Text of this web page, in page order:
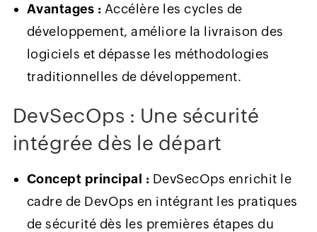
Avantages : Accélère les cycles de
développement, améliore la livraison des
logiciels et dépasse les méthodologies
traditionnelles de développement.
DevSecOps : Une sécurité
intégrée dès le départ
Concept principal : DevSecOps enrichit le
cadre de DevOps en intégrant les pratiques
de sécurité dès les premières étapes du